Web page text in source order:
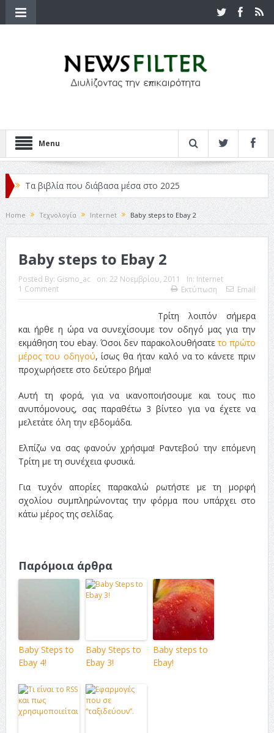
Menu
Τα βιβλία που διάβασα μέσα στο 2025
Κριτικές ταινιών: Ο Ντι Κάπριο και ο Λάνθιμος
Σχεδιασμός που «Μιλάει» Χωρίς Λέξεις
Σπιρτόκουτο: η απόλυτη αντισυμβατική καλοκαιρινή
ταινία
Το νουάρ στον ελληνικό κινηματογράφο
Η Φροντίδα Έχει Πολλές Μορφές: Κι Όλες Σε Αφορούν
Τρία Βήματα Μπροστά για Σένα και την Επιχείρησή σου
Όψεις και Απόψεις
Αξίζει άραγε?
Home Τεχνολογία Internet Baby steps to Ebay 2
Baby steps to Ebay 2
Posted By: Gismo_ac on: 22 Νοεμβρίου, 2011 In: Internet
1 Comment
Εκτύπωση Email
Τρίτη λοιπόν σήμερα
και ήρθε η ώρα να συνεχίσουμε τον οδηγό μας για την
εκμάθηση του ebay. Όσοι δεν παρακολουθήσατετο πρώτο
μέρος του οδηγού, ίσως θα ήταν καλό να το κάνετε πριν
προχωρήσετε στο δεύτερο βήμα!
Αυτή τη φορά, για να ικανοποιήσουμε και τους πιο
ανυπόμονους, σας παραθέτω 3 βίντεο για να έχετε να
μελετάτε όλη την εβδομάδα.
Ελπίζω να σας φανούν χρήσιμα! Ραντεβού την επόμενη
Τρίτη με τη συνέχεια φυσικά.
Για τυχόν απορίες παρακαλώ ρωτήστε με τη μορφή
σχολίου συμπληρώνοντας την φόρμα που υπάρχει στο
κάτω μέρος της σελίδας.
Παρόμοια άρθρα
Baby Steps to
Ebay 4!
Baby Steps to
Ebay 3!
Baby steps to
Ebay!